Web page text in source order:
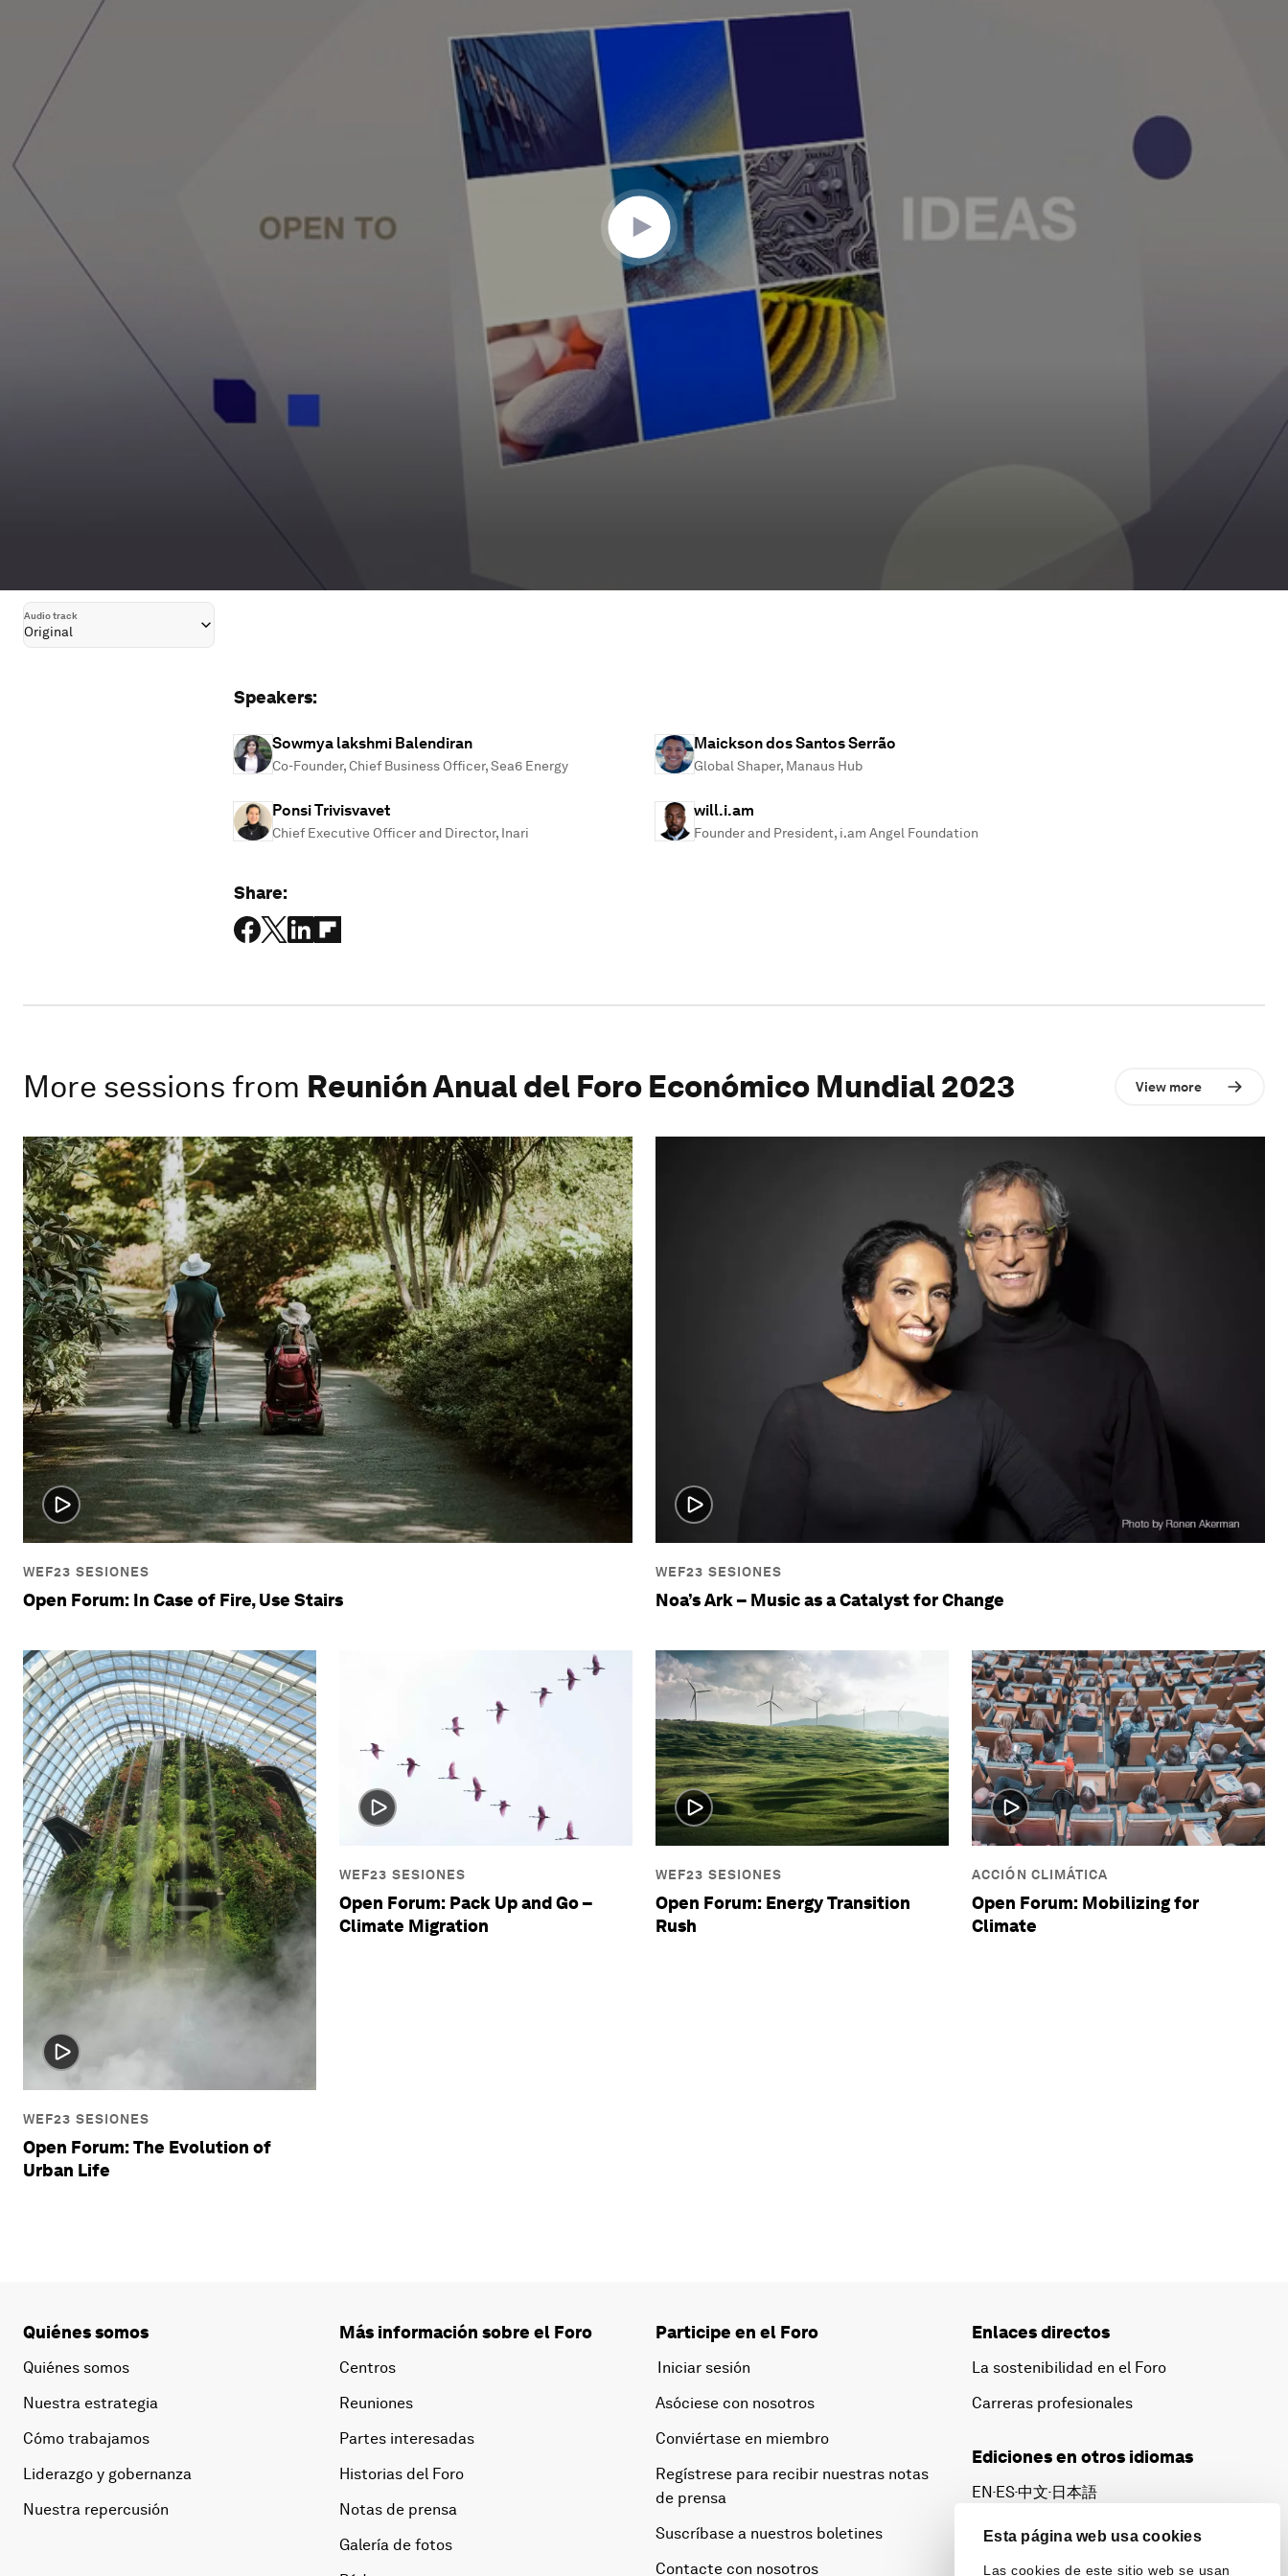
Esta página web usa cookies
Las cookies de este sitio web se usan
Audio track
Original
Speakers:
Sowmya lakshmi Balendiran
Co-Founder, Chief Business Officer, Sea6 Energy
Maickson dos Santos Serrão
Global Shaper, Manaus Hub
Ponsi Trivisvavet
Chief Executive Officer and Director, Inari
will.i.am
Founder and President, i.am Angel Foundation
Share:
More sessions from Reunión Anual del Foro Económico Mundial 2023 View more
WEF23 SESIONES
Open Forum: In Case of Fire, Use Stairs
WEF23 SESIONES
Noa’s Ark – Music as a Catalyst for Change
WEF23 SESIONES
Open Forum: The Evolution of
Urban Life
WEF23 SESIONES
Open Forum: Pack Up and Go –
Climate Migration
WEF23 SESIONES
Open Forum: Energy Transition
Rush
ACCIÓN CLIMÁTICA
Open Forum: Mobilizing for
Climate
Quiénes somos
Quiénes somos
Nuestra estrategia
Cómo trabajamos
Liderazgo y gobernanza
Nuestra repercusión
Más información sobre el Foro
Centros
Reuniones
Partes interesadas
Historias del Foro
Notas de prensa
Galería de fotos
Participe en el Foro
Iniciar sesión
Asóciese con nosotros
Conviértase en miembro
Regístrese para recibir nuestras notas
de prensa
Suscríbase a nuestros boletines
Contacte con nosotros
Enlaces directos
La sostenibilidad en el Foro
Carreras profesionales
Ediciones en otros idiomas
EN▪ES▪中文▪ 日本語